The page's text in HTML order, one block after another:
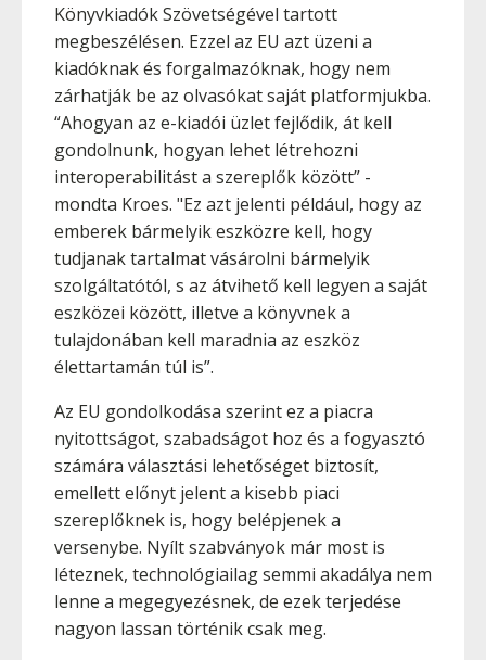
Könyvkiadók Szövetségével tartott
megbeszélésen. Ezzel az EU azt üzeni a
kiadóknak és forgalmazóknak, hogy nem
zárhatják be az olvasókat saját platformjukba.
“Ahogyan az e-kiadói üzlet fejlődik, át kell
gondolnunk, hogyan lehet létrehozni
interoperabilitást a szereplők között” -
mondta Kroes. "Ez azt jelenti például, hogy az
emberek bármelyik eszközre kell, hogy
tudjanak tartalmat vásárolni bármelyik
szolgáltatótól, s az átvihető kell legyen a saját
eszközei között, illetve a könyvnek a
tulajdonában kell maradnia az eszköz
élettartamán túl is”.
Az EU gondolkodása szerint ez a piacra
nyitottságot, szabadságot hoz és a fogyasztó
számára választási lehetőséget biztosít,
emellett előnyt jelent a kisebb piaci
szereplőknek is, hogy belépjenek a
versenybe. Nyílt szabványok már most is
léteznek, technológiailag semmi akadálya nem
lenne a megegyezésnek, de ezek terjedése
nagyon lassan történik csak meg.